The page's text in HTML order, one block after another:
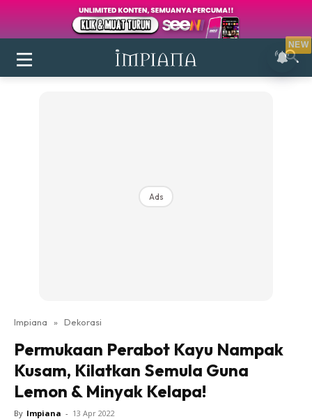
Login|Register
Ruang Makan
Ruang Tamu
Direktori
Interior Design
Ads
Impiana » Dekorasi
Permukaan Perabot Kayu Nampak
Kusam, Kilatkan Semula Guna
Lemon & Minyak Kelapa!
By Impiana - 13 Apr 2022
NEW